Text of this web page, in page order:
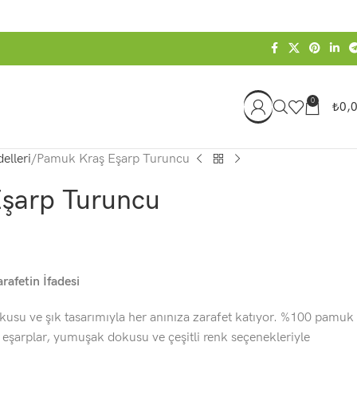
0 ₺
Pamuk Kraş Eşarp Turuncu
Turuncu
İfadesi
ve şık tasarımıyla her anınıza zarafet katıyor. %100 pamuk
yumuşak dokusu ve çeşitli renk seçenekleriyle